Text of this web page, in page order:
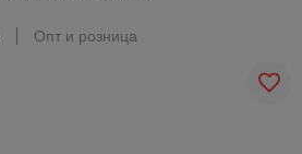
Опт и розница